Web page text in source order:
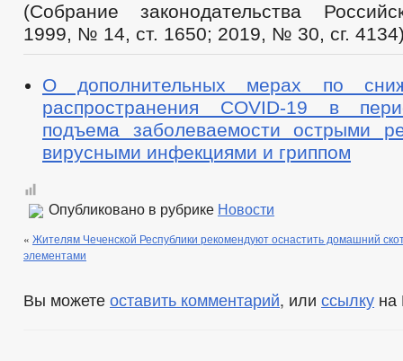
(Собрание законодательства
1999, № 14, ст. 1650; 2019, № 30, сг.
О дополнительных мерах по
распространения COVID-19 в
подъема заболеваемости острыми
вирусными инфекциями и гриппом
Опубликовано в рубрике Новости
« Жителям Чеченской Республики рекомендуют оснастить домашний
элементами
Вы можете оставить комментарий, или ссылку на